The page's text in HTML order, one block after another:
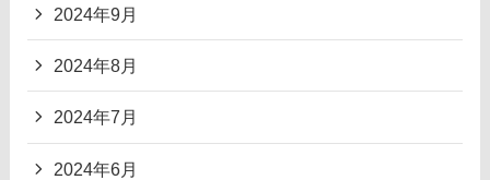
2024年9月
2024年8月
2024年7月
2024年6月